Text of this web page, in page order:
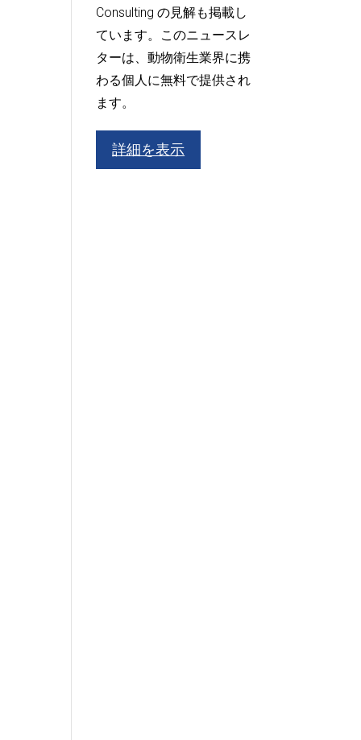
Consulting の見解も掲載し
ています。このニュースレ
ターは、動物衛生業界に携
わる個人に無料で提供され
ます。
詳細を表示